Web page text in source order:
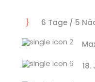
6 Tage / 5